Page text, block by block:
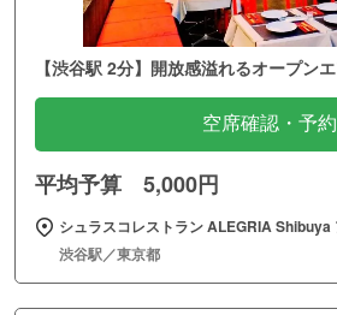
【渋谷駅 2分】開放感溢れるオープン
空席確認・予約
平均予算 5,000円
シュラスコレストラン ALEGRIA Shibuya
渋谷駅／東京都